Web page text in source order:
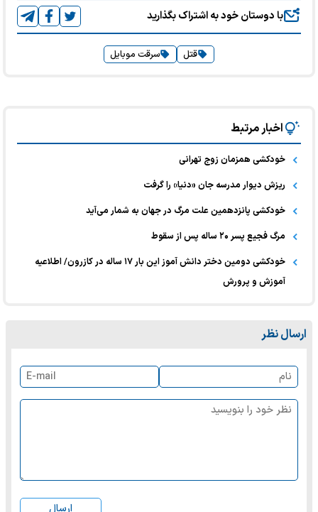
با دوستان خود به اشتراک بگذارید
قتل سرقت موبایل
اخبار مرتبط
خودکشی همزمان زوج تهرانی
ریزش دیوار مدرسه جان «دنیا» را گرفت
خودکشی پانزدهمین علت مرگ در جهان به شمار می‌آید
مرگ فجیع پسر ۲۰ ساله پس از سقوط
خودکشی دومین دختر دانش آموز این بار ۱۷ ساله در کازرون/ اطلاعیه
آموزش و پرورش
ارسال نظر
ارسال